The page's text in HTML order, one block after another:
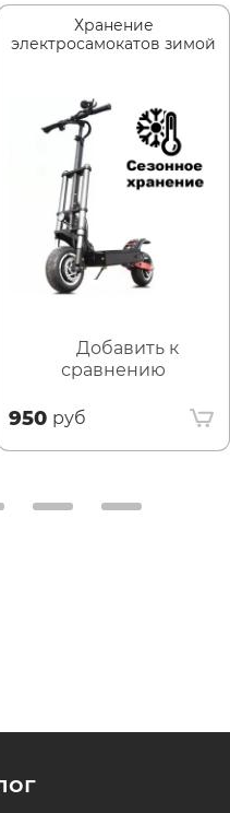
Хранение
электросамокатов зимой
Добавить к
сравнению
950 руб